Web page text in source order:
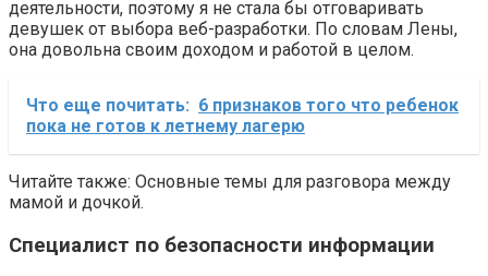
деятельности, поэтому я не стала бы отговаривать
девушек от выбора веб-разработки. По словам Лены,
она довольна своим доходом и работой в целом.
Что еще почитать: 6 признаков того что ребенок
пока не готов к летнему лагерю
Читайте также: Основные темы для разговора между
мамой и дочкой.
Специалист по безопасности информации